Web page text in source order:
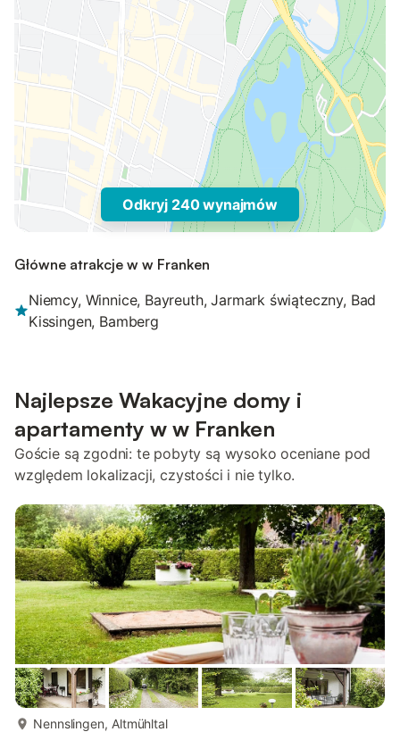
Odkryj 240 wynajmów
Główne atrakcje w w Franken
Niemcy, Winnice, Bayreuth, Jarmark świąteczny, Bad
Kissingen, Bamberg
Najlepsze Wakacyjne domy i
apartamenty w w Franken
Goście są zgodni: te pobyty są wysoko oceniane pod
względem lokalizacji, czystości i nie tylko.
Nennslingen, Altmühltal